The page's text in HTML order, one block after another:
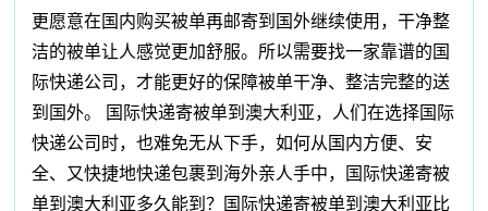
更愿意在国内购买被单再邮寄到国外继续使用，干净整
洁的被单让人感觉更加舒服。所以需要找一家靠谱的国
际快递公司，才能更好的保障被单干净、整洁完整的送
到国外。 国际快递寄被单到澳大利亚，人们在选择国际
快递公司时，也难免无从下手，如何从国内方便、安
全、又快捷地快递包裹到海外亲人手中，国际快递寄被
单到澳大利亚多久能到？国际快递寄被单到澳大利亚比